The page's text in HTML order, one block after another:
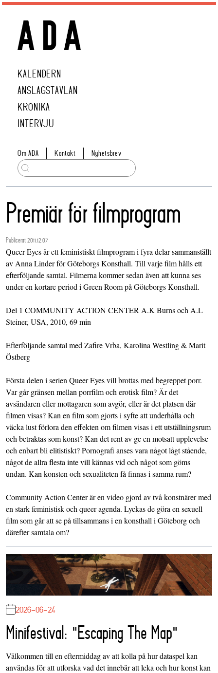
KALENDERN
ANSLAGSTAVLAN
KRÖNIKA
INTERVJU
Om ADA Kontakt Nyhetsbrev
Premiär för filmprogram
Publicerat 2011.12.07
Queer Eyes är ett feministiskt filmprogram i fyra delar sammanställt
av Anna Linder för Göteborgs Konsthall. Till varje film hålls ett
efterföljande samtal. Filmerna kommer sedan även att kunna ses
under en kortare period i Green Room på Göteborgs Konsthall.
Del 1 COMMUNITY ACTION CENTER A.K Burns och A.L
Steiner, USA, 2010, 69 min
Efterföljande samtal med Zafire Vrba, Karolina Westling & Marit
Östberg
Första delen i serien Queer Eyes vill brottas med begreppet porr.
Var går gränsen mellan porrfilm och erotisk film? Är det
avsändaren eller mottagaren som avgör, eller är det platsen där
filmen visas? Kan en film som gjorts i syfte att underhålla och
väcka lust förlora den effekten om filmen visas i ett utställningsrum
och betraktas som konst? Kan det rent av ge en motsatt upplevelse
och enbart bli elitistiskt? Pornografi anses vara något lågt stående,
något de allra flesta inte vill kännas vid och något som göms
undan. Kan konsten och sexualiteten få finnas i samma rum?
Community Action Center är en video gjord av två konstnärer med
en stark feministisk och queer agenda. Lyckas de göra en sexuell
film som går att se på tillsammans i en konsthall i Göteborg och
därefter samtala om?
2026-06-24
Minifestival: "Escaping The Map"
Välkommen till en eftermiddag av att kolla på hur dataspel kan
användas för att utforska vad det innebär att leka och hur konst kan